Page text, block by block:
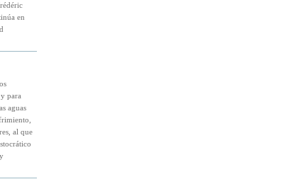
en
para
aguas
al que